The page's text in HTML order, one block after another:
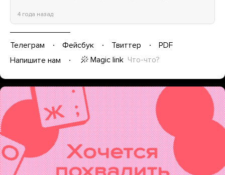
4 года назад
Телеграм Фейсбук Твиттер
PDF
Напишите нам
Magic link Что-что?